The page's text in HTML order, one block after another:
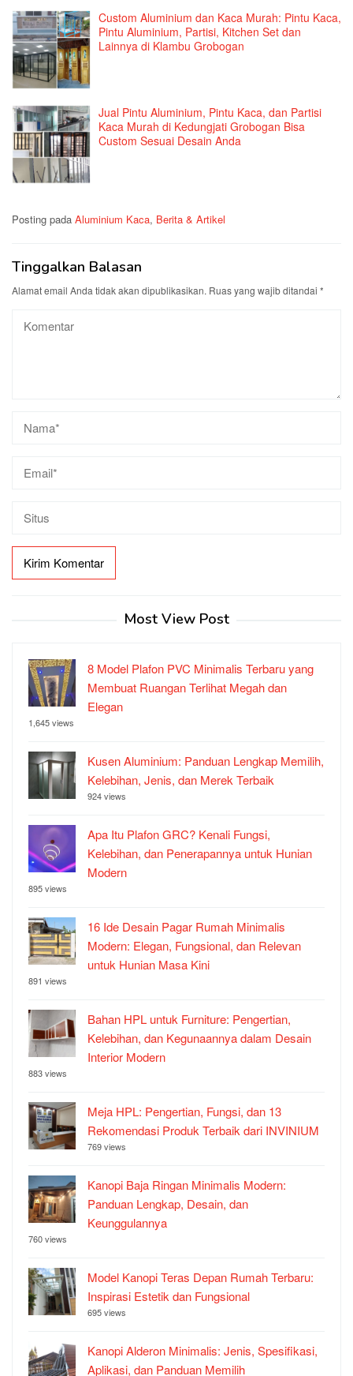
Custom Aluminium dan Kaca Murah: Pintu Kaca,
Pintu Aluminium, Partisi, Kitchen Set dan
Lainnya di Klambu Grobogan
Jual Pintu Aluminium, Pintu Kaca, dan Partisi
Kaca Murah di Kedungjati Grobogan Bisa
Custom Sesuai Desain Anda
Posting pada Aluminium Kaca, Berita & Artikel
Tinggalkan Balasan
Alamat email Anda tidak akan dipublikasikan. Ruas yang wajib ditandai *
Most View Post
8 Model Plafon PVC Minimalis Terbaru yang
Membuat Ruangan Terlihat Megah dan
Elegan
1,645 views
Kusen Aluminium: Panduan Lengkap Memilih,
Kelebihan, Jenis, dan Merek Terbaik
924 views
Apa Itu Plafon GRC? Kenali Fungsi,
Kelebihan, dan Penerapannya untuk Hunian
Modern
895 views
16 Ide Desain Pagar Rumah Minimalis
Modern: Elegan, Fungsional, dan Relevan
untuk Hunian Masa Kini
891 views
Bahan HPL untuk Furniture: Pengertian,
Kelebihan, dan Kegunaannya dalam Desain
Interior Modern
883 views
Meja HPL: Pengertian, Fungsi, dan 13
Rekomendasi Produk Terbaik dari INVINIUM
769 views
Kanopi Baja Ringan Minimalis Modern:
Panduan Lengkap, Desain, dan
Keunggulannya
760 views
Model Kanopi Teras Depan Rumah Terbaru:
Inspirasi Estetik dan Fungsional
695 views
Kanopi Alderon Minimalis: Jenis, Spesifikasi,
Aplikasi, dan Panduan Memilih